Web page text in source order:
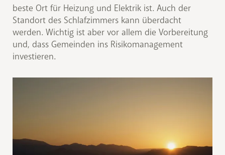
beste Ort für Heizung und Elektrik ist. Auch der
Standort des Schlafzimmers kann überdacht
werden. Wichtig ist aber vor allem die Vorbereitung
und, dass Gemeinden ins Risikomanagement
investieren.